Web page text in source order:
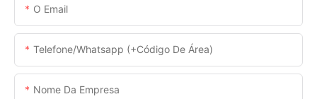
O Email
Telefone/whatsapp (+código De Área)
Nome Da Empresa